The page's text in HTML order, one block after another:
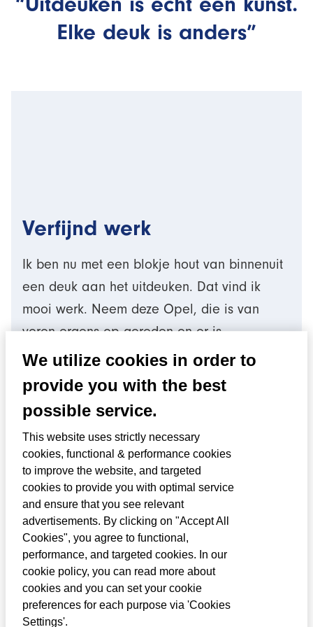
Elke deuk is anders”
Verfijnd werk
Ik ben nu met een blokje hout van binnenuit
een deuk aan het uitdeuken. Dat vind ik
mooi werk. Neem deze Opel, die is van
voren ergens op gereden en er is
van achteren op de auto ingereden.
Misschien een kettingbotsing. Er moeten
twee nieuwe bumpers op, en een nieuwe
bumperbalk. Ik maak van niets weer iets.
Ik ben de schade ingerold. Op het VMBO
vond ik het monteurswerk een beetje lomp.
Dit is verfijnder. Later heb ik op het MBO
niveau 2 schade gedaan, en nog weer later
heb ik me op niveau 3 gespecialiseerd.
We utilize cookies in order to
provide you with the best
possible service.
This website uses strictly necessary
cookies, functional & performance cookies
to improve the website, and targeted
cookies to provide you with optimal service
and ensure that you see relevant
advertisements. By clicking on "Accept All
Cookies", you agree to functional,
performance, and targeted cookies. In our
cookie policy, you can read more about
cookies and you can set your cookie
preferences for each purpose via 'Cookies
Settings'.